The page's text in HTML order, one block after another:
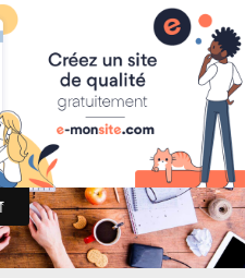
Association Internationale du Jeu de Ficelle